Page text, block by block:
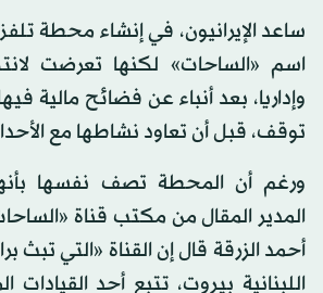
ساعد الإيرانيون، في إنشاء محطة
اسم «الساحات» لكنها تعرضت
وإداريا، بعد أنباء عن فضائح مالية
توقف، قبل أن تعاود نشاطها مع
ورغم أن المحطة تصف نفسها
المدير المقال من مكتب قناة
أحمد الزرقة قال إن القناة «التي تبث
اللبنانية بيروت، تتبع أحد القيادات